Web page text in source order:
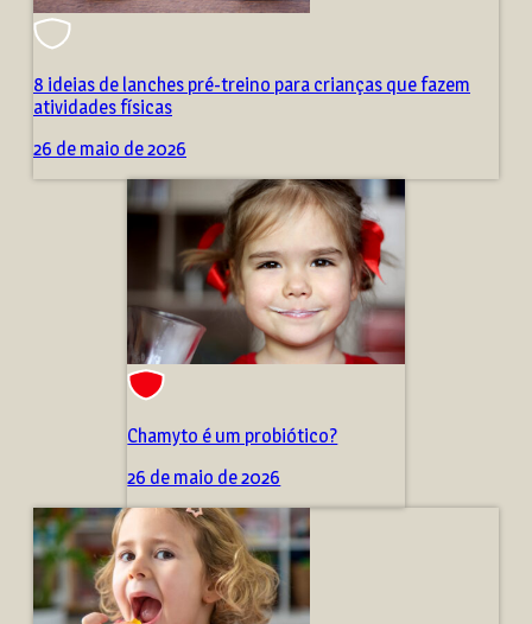
8 ideias de lanches pré-treino para crianças que fazem
atividades físicas
26 de maio de 2026
Chamyto é um probiótico?
26 de maio de 2026